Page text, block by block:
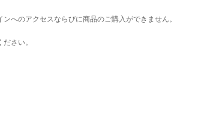
へのアクセスならびに商品のご購入ができません。
さい。